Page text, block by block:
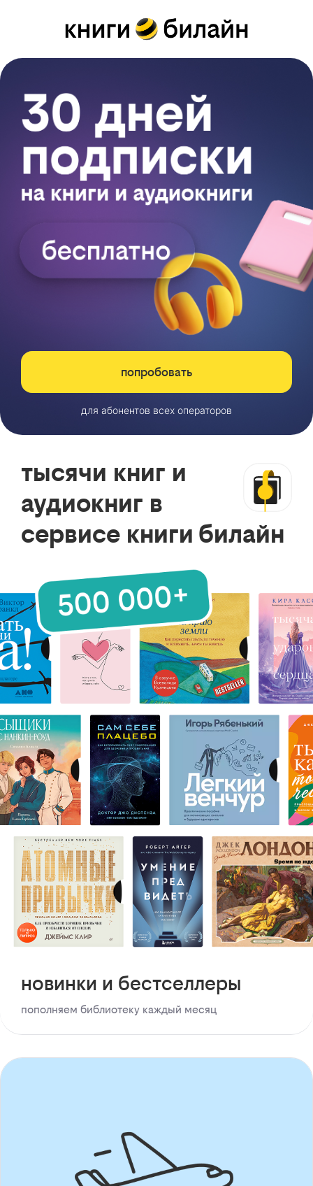
попробовать
для абонентов всех операторов
тысячи книг и
аудиокниг в
сервисе книги билайн
новинки и бестселлеры
пополняем библиотеку каждый месяц